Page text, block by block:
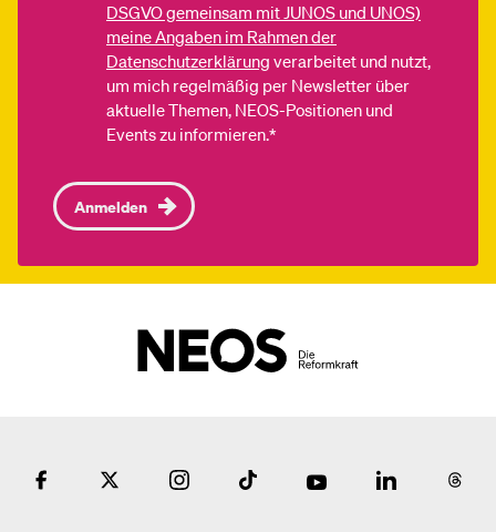
DSGVO gemeinsam mit JUNOS und UNOS)
meine Angaben im Rahmen der
Datenschutzerklärung verarbeitet und nutzt,
um mich regelmäßig per Newsletter über
aktuelle Themen, NEOS-Positionen und
Events zu informieren.*
Anmelden